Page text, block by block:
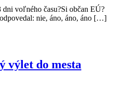
voľného času?Si občan EÚ?
nie, áno, áno, áno […]
výlet do mesta